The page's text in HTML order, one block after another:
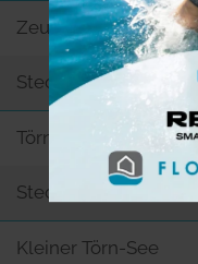
Zeutensee
Stechlin
Törnsee
Stechlin
Kleiner Törn-See